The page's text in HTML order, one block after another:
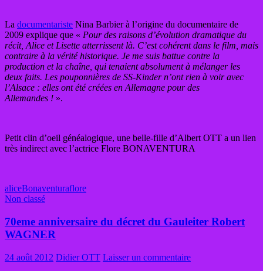
La documentariste Nina Barbier à l’origine du documentaire de
2009 explique que « Pour des raisons d’évolution dramatique du
récit, Alice et Lisette atterrissent là. C’est cohérent dans le film, mais
contraire à la vérité historique. Je me suis battue contre la
production et la chaîne, qui tenaient absolument à mélanger les
deux faits. Les pouponnières de SS-Kinder n’ont rien à voir avec
l’Alsace : elles ont été créées en Allemagne pour des
Allemandes ! ».
Petit clin d’oeil généalogique, une belle-fille d’Albert OTT a un lien
très indirect avec l’actrice Flore BONAVENTURA
aliceBonaventuraflore
Non classé
70eme anniversaire du décret du Gauleiter Robert
WAGNER
24 août 2012 Didier OTT Laisser un commentaire